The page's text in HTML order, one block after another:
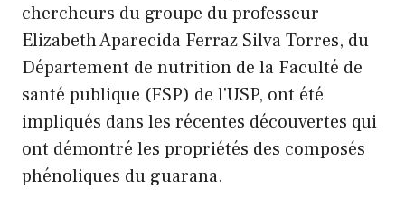
chercheurs du groupe du professeur
Elizabeth Aparecida Ferraz Silva Torres, du
Département de nutrition de la Faculté de
santé publique (FSP) de l'USP, ont été
impliqués dans les récentes découvertes qui
ont démontré les propriétés des composés
phénoliques du guarana.